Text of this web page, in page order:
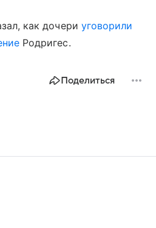
как дочери уговорили
Родригес.
Поделиться